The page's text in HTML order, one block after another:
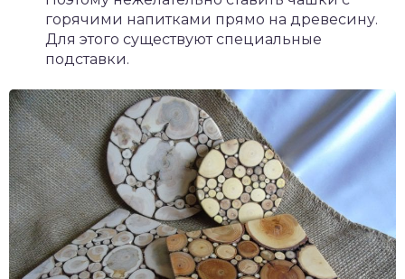
горячими напитками прямо на древесину.
Для этого существуют специальные
подставки.